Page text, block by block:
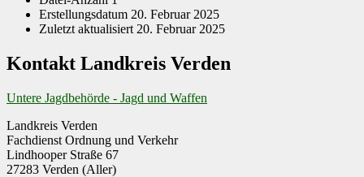
Erstellungsdatum 20. Februar 2025
Zuletzt aktualisiert 20. Februar 2025
Kontakt Landkreis Verden
Untere Jagdbehörde - Jagd und Waffen
Landkreis Verden
Fachdienst Ordnung und Verkehr
Lindhooper Straße 67
27283 Verden (Aller)